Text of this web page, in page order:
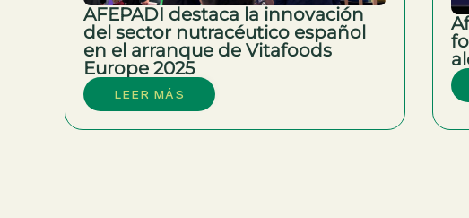
AFEPADI destaca la innovación
del sector nutracéutico español
en el arranque de Vitafoods
Europe 2025
LEER MÁS